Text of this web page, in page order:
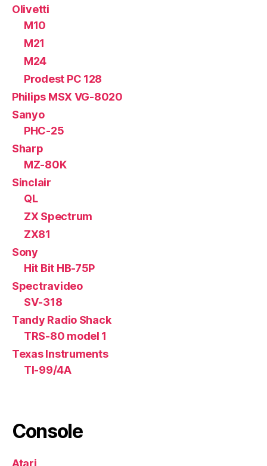
Olivetti
M10
M21
M24
Prodest PC 128
Philips MSX VG-8020
Sanyo
PHC-25
Sharp
MZ-80K
Sinclair
QL
ZX Spectrum
ZX81
Sony
Hit Bit HB-75P
Spectravideo
SV-318
Tandy Radio Shack
TRS-80 model 1
Texas Instruments
TI-99/4A
Console
Atari